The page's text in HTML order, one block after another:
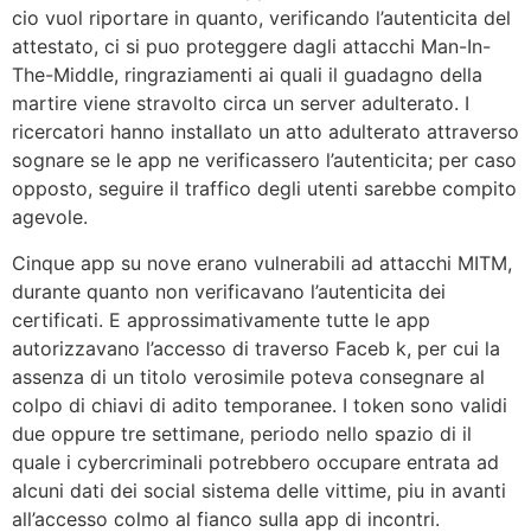
cio vuol riportare in quanto, verificando l’autenticita del
attestato, ci si puo proteggere dagli attacchi Man-In-
The-Middle, ringraziamenti ai quali il guadagno della
martire viene stravolto circa un server adulterato. I
ricercatori hanno installato un atto adulterato attraverso
sognare se le app ne verificassero l’autenticita; per caso
opposto, seguire il traffico degli utenti sarebbe compito
agevole.
Cinque app su nove erano vulnerabili ad attacchi MITM,
durante quanto non verificavano l’autenticita dei
certificati. E approssimativamente tutte le app
autorizzavano l’accesso di traverso Faceb k, per cui la
assenza di un titolo verosimile poteva consegnare al
colpo di chiavi di adito temporanee. I token sono validi
due oppure tre settimane, periodo nello spazio di il
quale i cybercriminali potrebbero occupare entrata ad
alcuni dati dei social sistema delle vittime, piu in avanti
all’accesso colmo al fianco sulla app di incontri.